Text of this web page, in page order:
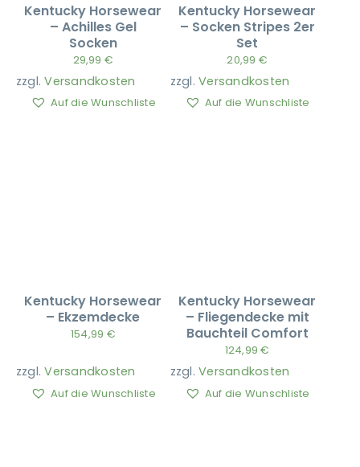
Kentucky Horsewear
– Achilles Gel
Socken
29,99 €
zzgl.Versandkosten
Auf die Wunschliste
Kentucky Horsewear
– Socken Stripes 2er
Set
20,99 €
zzgl.Versandkosten
Auf die Wunschliste
Kentucky Horsewear
– Ekzemdecke
154,99 €
zzgl.Versandkosten
Auf die Wunschliste
Kentucky Horsewear
– Fliegendecke mit
Bauchteil Comfort
124,99€
zzgl.Versandkosten
Auf die Wunschliste